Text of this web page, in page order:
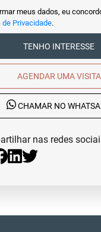
meus dados, eu
de Privacidade.
TENHO INTERESSE
AGENDAR UMA VISITA
CHAMAR NO
nas redes